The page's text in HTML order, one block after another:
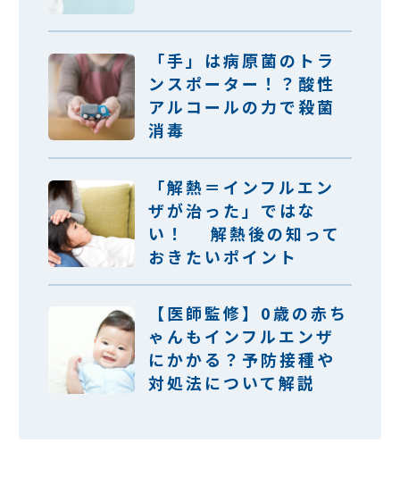
「手」は病原菌のトラ
ンスポーター！？酸性
アルコールの力で殺菌
消毒
「解熱＝インフルエン
ザが治った」ではな
い！ 解熱後の知って
おきたいポイント
【医師監修】0歳の赤ち
ゃんもインフルエンザ
にかかる？予防接種や
対処法について解説